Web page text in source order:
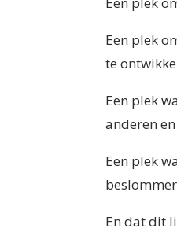
Een plek
te
Een plek
anderen
Een plek
En dat dit